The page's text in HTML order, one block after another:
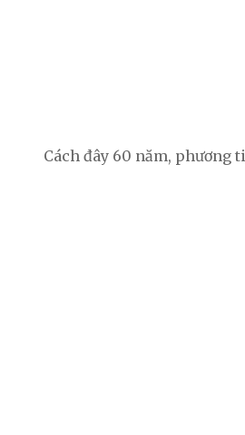
Cách đây 60 năm, phương